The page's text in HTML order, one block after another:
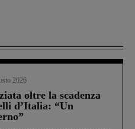
2026
oltre la scadenza
d’Italia: “Un